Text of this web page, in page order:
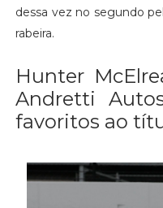
dessa vez no segundo
rabeira.
Hunter
Andretti
favoritos ao